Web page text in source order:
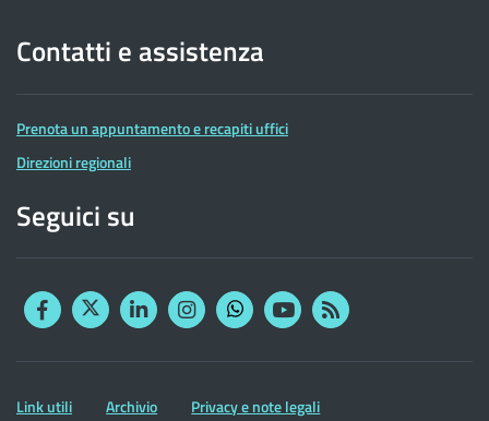
Contatti e assistenza
Prenota un appuntamento e recapiti uffici
Direzioni regionali
Seguici su
FacebookTwitterLinkedinInstagram
YouTubeRSS
Altre
Link utili Archivio Privacy e note legali